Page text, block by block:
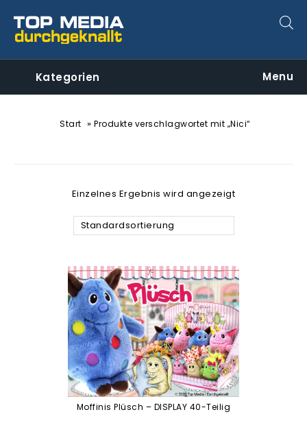
Kategorien Menu
Start »Produkte verschlagwortet mit „Nici“
Einzelnes Ergebnis wird angezeigt
Standardsortierung
Moffinis Plüsch – DISPLAY 40-Teilig